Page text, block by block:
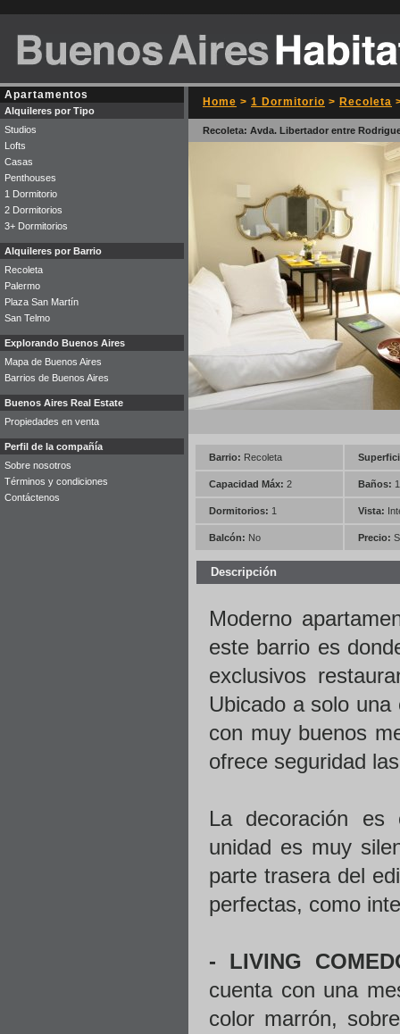
Home > 1 Dormitorio > Recoleta
Recoleta: Avda. Libertador entre
Barrio: Recoleta
Capacidad Máx: 2 Baños: 1
Dormitorios: 1 Vista:
Balcón: No Precio:
Descripción
Moderno
este barrio es
exclusivos
Ubicado a solo
con muy buenos
ofrece seguridad
La decoración es
unidad es muy
parte trasera del
perfectas, como
- LIVING
cuenta con una
color marrón,
Apartamentos
Alquileres por Tipo
Studios
Lofts
Casas
Penthouses
1 Dormitorio
2 Dormitorios
3+ Dormitorios
Alquileres por Barrio
Recoleta
Palermo
Plaza San Martín
San Telmo
Explorando Buenos Aires
Mapa de Buenos Aires
Barrios de Buenos Aires
Buenos Aires Real Estate
Propiedades en venta
Perfil de la compañía
Sobre nosotros
Términos y condiciones
Contáctenos